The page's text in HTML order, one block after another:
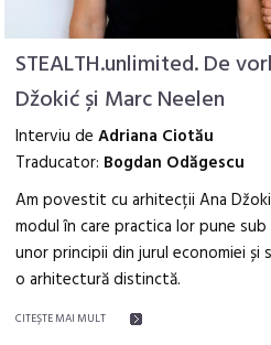
STEALTH.unlimited. De
Džokić și Marc Neelen
Interviu deAdriana Ciotău
Traducator: Bogdan Odăgescu
Am povestit cu arhitecții Ana
modul în care practica lor pune
unor principii din jurul economiei și
o arhitectură distinctă.
CITEŞTE MAI MULT